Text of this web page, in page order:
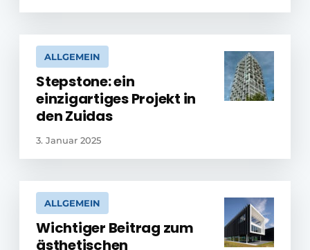
ALLGEMEIN
Stepstone: ein
einzigartiges Projekt in
den Zuidas
3. Januar 2025
ALLGEMEIN
Wichtiger Beitrag zum
ästhetischen